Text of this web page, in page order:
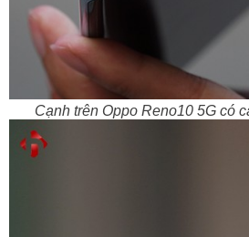
Cạnh trên Oppo Reno10 5G có